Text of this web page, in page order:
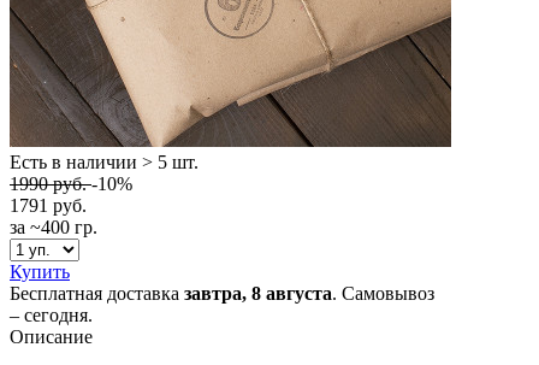
Есть в наличии > 5 шт.
1990руб.-10%
1791 руб.
за ~400 гр.
Купить
Бесплатная доставка завтра, 8 августа. Самовывоз
– сегодня.
Описание